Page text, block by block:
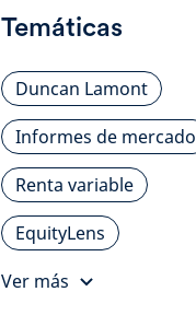
Temáticas
Duncan Lamont
Informes de mercado
Renta variable
EquityLens
Ver más